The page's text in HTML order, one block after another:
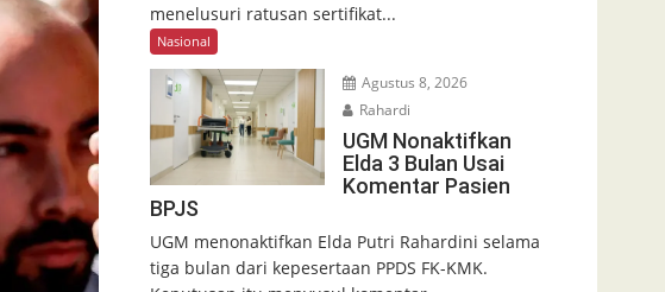
menelusuri ratusan sertifikat...
Nasional
Agustus 8, 2026
Rahardi
UGM Nonaktifkan
Elda 3 Bulan Usai
Komentar Pasien
BPJS
UGM menonaktifkan Elda Putri Rahardini selama
tiga bulan dari kepesertaan PPDS FK-KMK.